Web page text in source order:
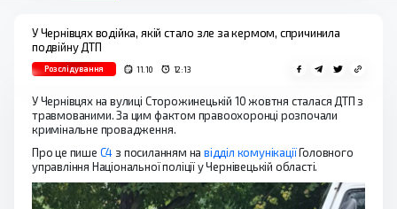
У Чернівцях водійка, якій стало зле за кермом, спричинила
подвійну ДТП
Розслідування 11.10 12:13
У Чернівцях на вулиці Сторожинецькій 10 жовтня сталася ДТП з
травмованими. За цим фактом правоохоронці розпочали
кримінальне провадження.
Про це пише С4 з посиланням на відділ комунікаціїГоловного
управління Національної поліції у Чернівецькій області.